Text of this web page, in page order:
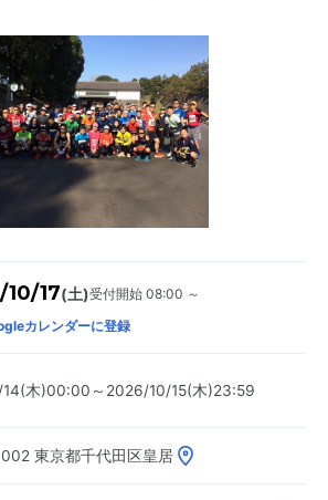
17(土)受付開始 08:00 ～
カレンダーに登録
木)00:00～2026/10/15(木)23:59
東京都千代田区皇居